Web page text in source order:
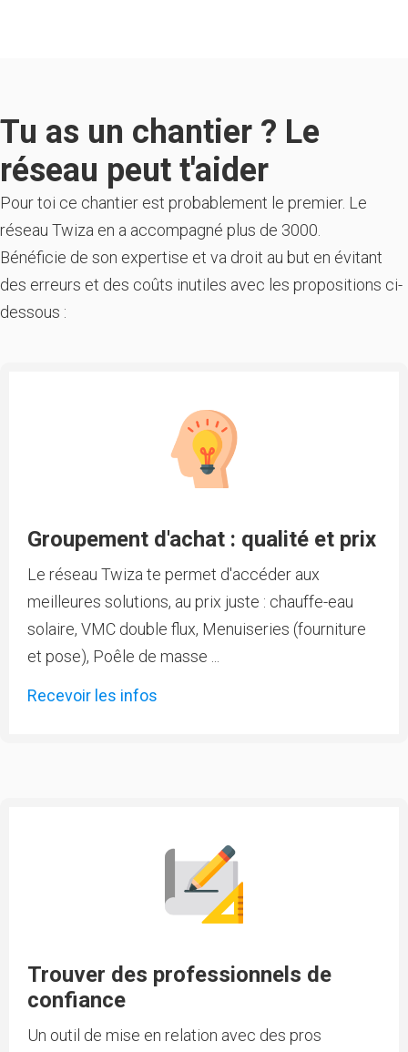
Tu as un chantier ? Le
réseau peut t'aider
Pour toi ce chantier est probablement le premier. Le
réseau Twiza en a accompagné plus de 3000.
Bénéficie de son expertise et va droit au but en évitant
des erreurs et des coûts inutiles avec les propositions ci-
dessous :
Groupement d'achat : qualité et prix
Le réseau Twiza te permet d'accéder aux
meilleures solutions, au prix juste : chauffe-eau
solaire, VMC double flux, Menuiseries (fourniture
et pose), Poêle de masse ...
Recevoir les infos
Trouver des professionnels de
confiance
Un outil de mise en relation avec des pros